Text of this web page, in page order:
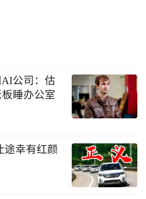
公司：估
睡办公室
途幸有红颜